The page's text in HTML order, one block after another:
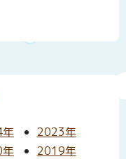
2023年
2019年